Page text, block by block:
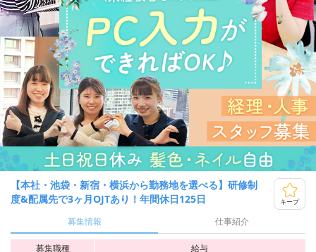
【本社・池袋・新宿・横浜から勤務地を選べる】研修制
度&配属先で3ヶ月OJTあり！年間休日125日
キープ
募集情報 仕事紹介
募集職種
給与